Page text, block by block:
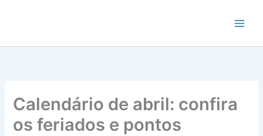
conteúdo
Calendário de abril: confira
os feriados e pontos